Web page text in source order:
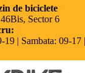
de biciclete
Sector 6
| Sambata: 09-17